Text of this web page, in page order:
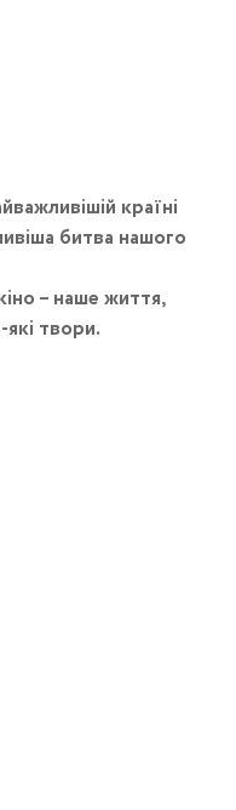
країні
битва нашого
– наше життя,
твори.